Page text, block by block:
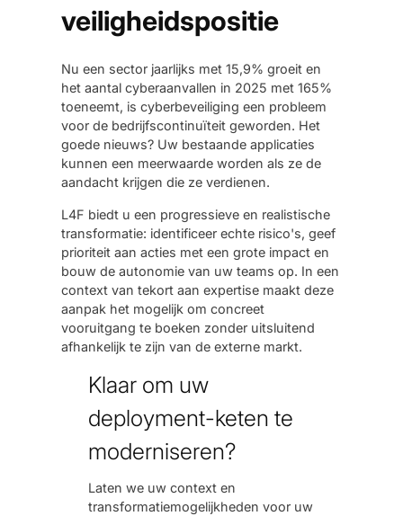
veiligheidspositie
Nu een sector jaarlijks met 15,9% groeit en
het aantal cyberaanvallen in 2025 met 165%
toeneemt, is cyberbeveiliging een probleem
voor de bedrijfscontinuïteit geworden. Het
goede nieuws? Uw bestaande applicaties
kunnen een meerwaarde worden als ze de
aandacht krijgen die ze verdienen.
L4F biedt u een progressieve en realistische
transformatie: identificeer echte risico's, geef
prioriteit aan acties met een grote impact en
bouw de autonomie van uw teams op. In een
context van tekort aan expertise maakt deze
aanpak het mogelijk om concreet
vooruitgang te boeken zonder uitsluitend
afhankelijk te zijn van de externe markt.
Klaar om uw
deployment-keten te
moderniseren?
Laten we uw context en
transformatiemogelijkheden voor uw